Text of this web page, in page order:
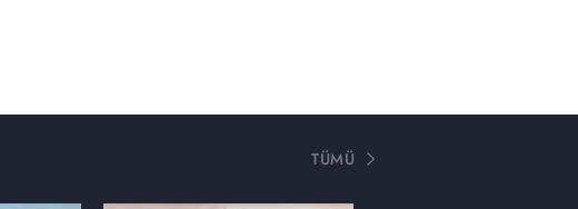
TÜMÜ